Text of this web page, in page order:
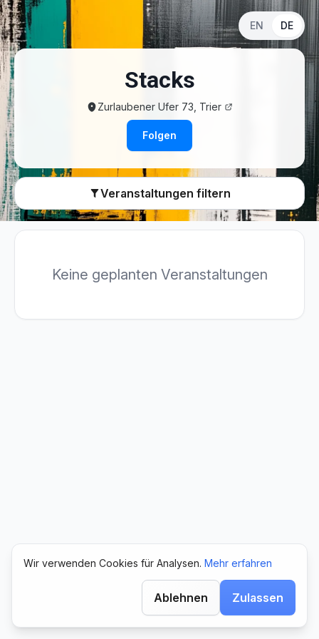
Zum Hauptinhalt springen
EN DE
Stacks
Zurlaubener Ufer 73, Trier
Folgen
Veranstaltungen filtern
Keine geplanten Veranstaltungen
Wir verwenden Cookies für Analysen. Mehr erfahren
Ablehnen Zulassen